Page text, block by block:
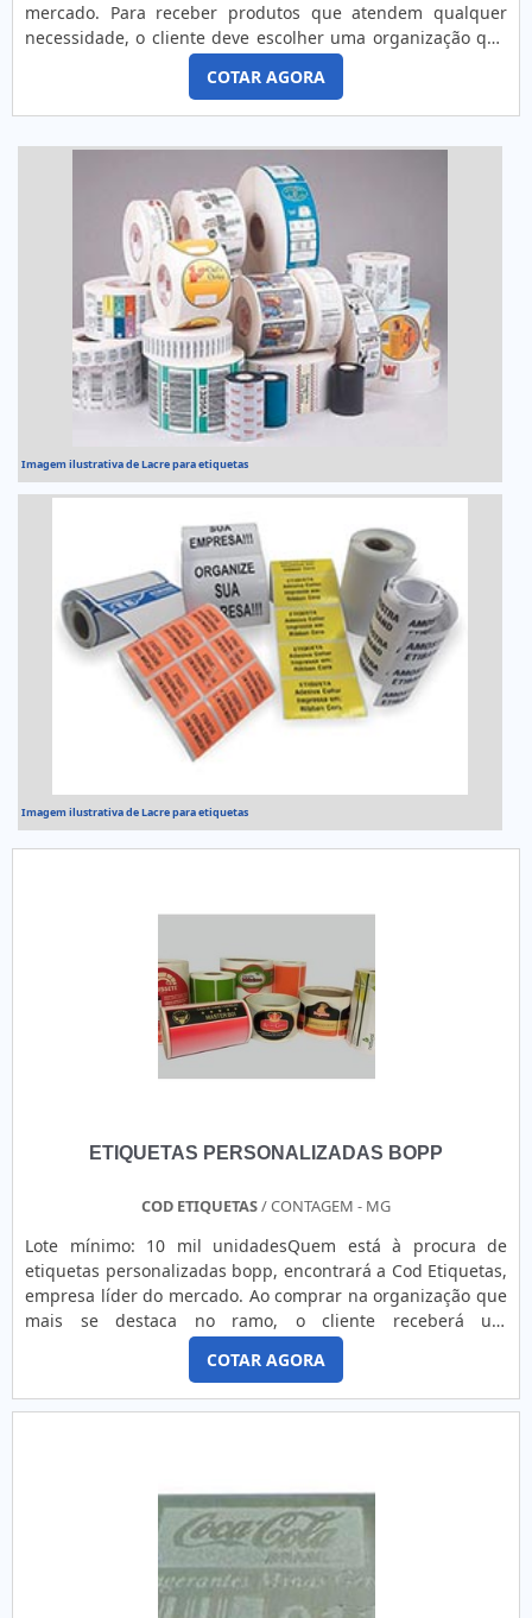
mercado. Para receber produtos que atendem qualquer
necessidade, o cliente deve escolher uma organização que
se destaque por um bom suporte pré-venda e tenha ampla
experiência no ramo.Quando a questão é rolo etiqueta
adesiva, na 4Food Print o cliente obterá proteção e
COTAR AGORA
Imagem ilustrativa de Lacre para etiquetas
Imagem ilustrativa de Lacre para etiquetas
ETIQUETAS PERSONALIZADAS BOPP
COD ETIQUETAS/ CONTAGEM - MG
Lote mínimo: 10 mil unidadesQuem está à procura de
etiquetas personalizadas bopp, encontrará a Cod Etiquetas,
empresa líder do mercado. Ao comprar na organização que
mais se destaca no ramo, o cliente receberá um
atendimento de excelência e terá a garantia de adquirir
produtos que solucionem qualquer demanda. Quando o
assunto é etiquetas personalizadas bopp, com a Cod
Etiquetas o cliente encontrará excelente custo-benefício e
sua energia em oferecer aos parceiros uma estrutura com
escritório de alta qualidade onde são realizadas as
atividades e equipamentos de última geração, tudo para
oferecer etiquetas personalizadas bopp com proteção.Há
muitas maneiras eficientes de uma companhia demonstrar
COTAR AGORA